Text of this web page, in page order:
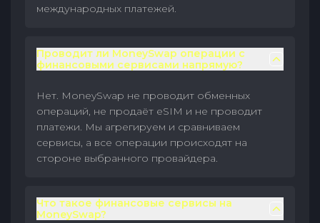
международных платежей.
Проводит ли MoneySwap операции с
финансовыми сервисами напрямую?
Нет. MoneySwap не проводит обменных
операций, не продаёт eSIM и не проводит
платежи. Мы агрегируем и сравниваем
сервисы, а все операции происходят на
стороне выбранного провайдера.
Что такое финансовые сервисы на
MoneySwap?